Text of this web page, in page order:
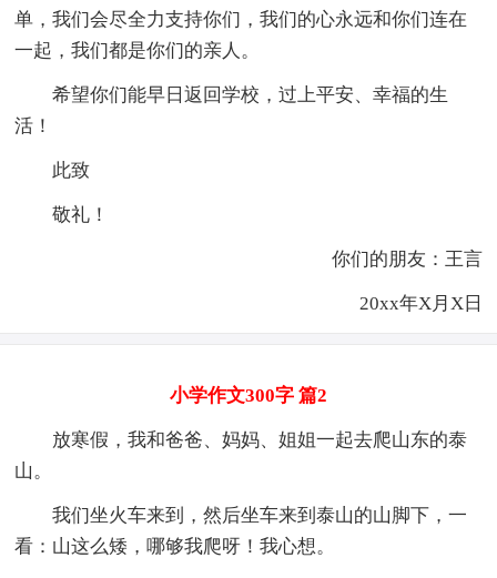
单，我们会尽全力支持你们，我们的心永远和你们连在
一起，我们都是你们的亲人。
希望你们能早日返回学校，过上平安、幸福的生
活！
此致
敬礼！
你们的朋友：王言
20xx年X月X日
小学作文300字 篇2
放寒假，我和爸爸、妈妈、姐姐一起去爬山东的泰
山。
我们坐火车来到，然后坐车来到泰山的山脚下，一
看：山这么矮，哪够我爬呀！我心想。